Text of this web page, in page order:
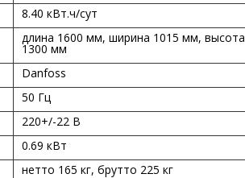
8.40 кВт.ч/сут
длина 1600 мм, ширина 1015 мм, высота
1300 мм
Danfoss
50 Гц
220+/-22 В
0.69 кВт
нетто 165 кг, брутто 225 кг